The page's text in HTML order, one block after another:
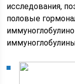
исследования,
половые